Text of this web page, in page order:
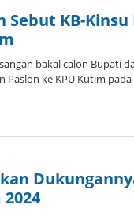
Sebut KB-
bakal calon Bupati
ke KPU Kutim